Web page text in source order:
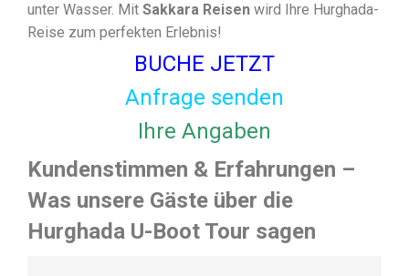
unter Wasser. Mit Sakkara Reisen wird Ihre Hurghada-
Reise zum perfekten Erlebnis!
BUCHE JETZT
Anfrage senden
Ihre Angaben
Kundenstimmen & Erfahrungen –
Was unsere Gäste über die
Hurghada U-Boot Tour sagen